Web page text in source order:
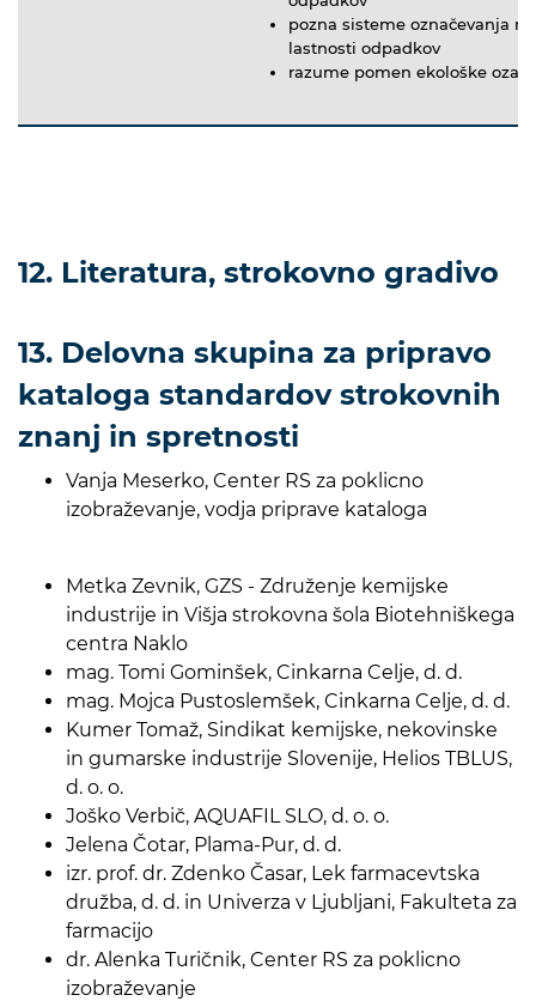
pozna sisteme označevanja
lastnosti odpadkov
razume pomen ekološke
12. Literatura, strokovno gradivo
13. Delovna skupina za pripravo
kataloga standardov strokovnih
znanj in spretnosti
Vanja Meserko, Center RS za poklicno
izobraževanje, vodja priprave kataloga
Metka Zevnik, GZS - Združenje kemijske
industrije in Višja strokovna šola Biotehniškega
centra Naklo
mag. Tomi Gominšek, Cinkarna Celje, d. d.
mag. Mojca Pustoslemšek, Cinkarna Celje, d. d.
Kumer Tomaž, Sindikat kemijske, nekovinske
in gumarske industrije Slovenije, Helios TBLUS,
d. o. o.
Joško Verbič, AQUAFIL SLO, d. o. o.
Jelena Čotar, Plama-Pur, d. d.
izr. prof. dr. Zdenko Časar, Lek farmacevtska
družba, d. d. in Univerza v Ljubljani, Fakulteta za
farmacijo
dr. Alenka Turičnik, Center RS za poklicno
izobraževanje